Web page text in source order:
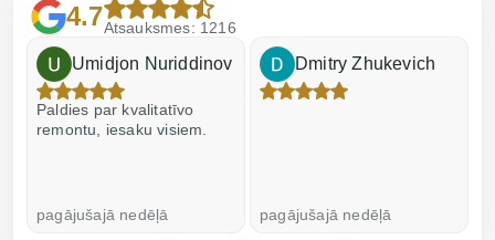
4.7Atsauksmes: 1216
Umidjon Nuriddinov
Paldies par kvalitatīvo
remontu, iesaku visiem.
pagājušajā nedēļā
Dmitry Zhukevich
pagājušajā nedēļā